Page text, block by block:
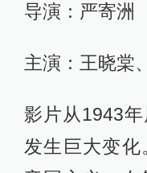
导演：严寄洲
主演：王晓棠
影片从1943
发生巨大变化